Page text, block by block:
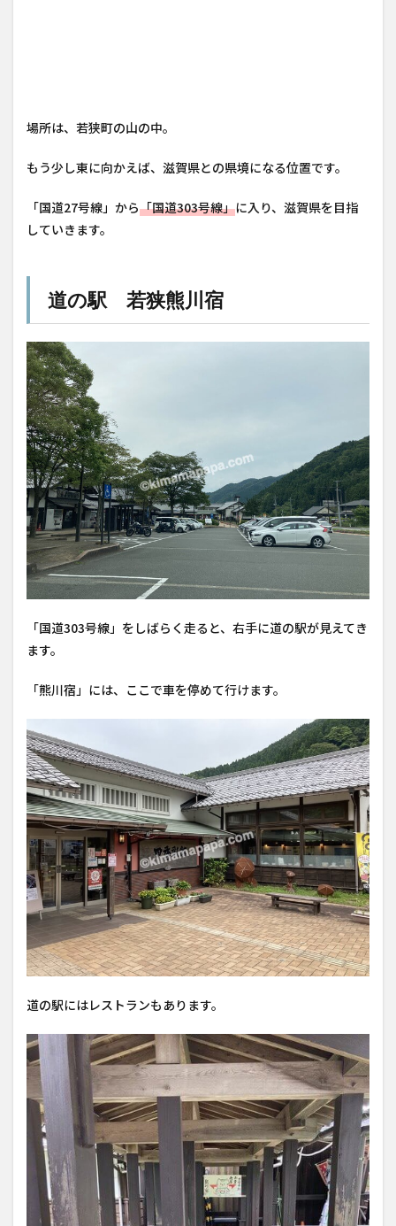
場所は、若狭町の山の中。
もう少し東に向かえば、滋賀県との県境になる位置です。
「国道27号線」から「国道303号線」に入り、滋賀県を目指
していきます。
道の駅 若狭熊川宿
「国道303号線」をしばらく走ると、右手に道の駅が見えてき
ます。
「熊川宿」には、ここで車を停めて行けます。
道の駅にはレストランもあります。